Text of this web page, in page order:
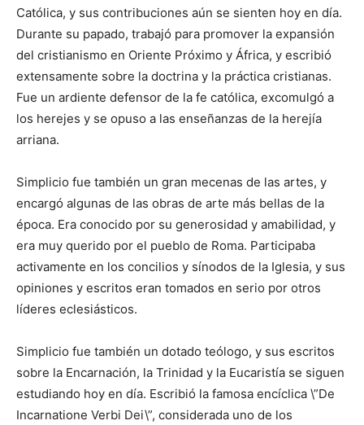
Católica, y sus contribuciones aún se sienten hoy en día.
Durante su papado, trabajó para promover la expansión
del cristianismo en Oriente Próximo y África, y escribió
extensamente sobre la doctrina y la práctica cristianas.
Fue un ardiente defensor de la fe católica, excomulgó a
los herejes y se opuso a las enseñanzas de la herejía
arriana.
Simplicio fue también un gran mecenas de las artes, y
encargó algunas de las obras de arte más bellas de la
época. Era conocido por su generosidad y amabilidad, y
era muy querido por el pueblo de Roma. Participaba
activamente en los concilios y sínodos de la Iglesia, y sus
opiniones y escritos eran tomados en serio por otros
líderes eclesiásticos.
Simplicio fue también un dotado teólogo, y sus escritos
sobre la Encarnación, la Trinidad y la Eucaristía se siguen
estudiando hoy en día. Escribió la famosa encíclica \”De
Incarnatione Verbi Dei\”, considerada uno de los